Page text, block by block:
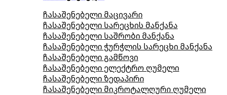
ჩასაშენებელი მაცივარი
ჩასაშენებელი სარეცხის მანქანა
ჩასაშენებელი საშრობი მანქანა
ჩასაშენებელი ჭურჭლის სარეცხი მანქანა
ჩასაშენებელი გამწოვი
ჩასაშენებელი ელექტრო ღუმელი
ჩასაშენებელი ზედაპირი
ჩასაშენებელი მიკროტალღური ღუმელი